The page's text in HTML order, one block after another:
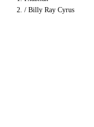
/ Billy Ray Cyrus